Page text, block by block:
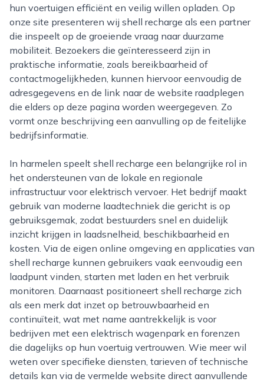
hun voertuigen efficiënt en veilig willen opladen. Op
onze site presenteren wij shell recharge als een partner
die inspeelt op de groeiende vraag naar duurzame
mobiliteit. Bezoekers die geïnteresseerd zijn in
praktische informatie, zoals bereikbaarheid of
contactmogelijkheden, kunnen hiervoor eenvoudig de
adresgegevens en de link naar de website raadplegen
die elders op deze pagina worden weergegeven. Zo
vormt onze beschrijving een aanvulling op de feitelijke
bedrijfsinformatie.
In harmelen speelt shell recharge een belangrijke rol in
het ondersteunen van de lokale en regionale
infrastructuur voor elektrisch vervoer. Het bedrijf maakt
gebruik van moderne laadtechniek die gericht is op
gebruiksgemak, zodat bestuurders snel en duidelijk
inzicht krijgen in laadsnelheid, beschikbaarheid en
kosten. Via de eigen online omgeving en applicaties van
shell recharge kunnen gebruikers vaak eenvoudig een
laadpunt vinden, starten met laden en het verbruik
monitoren. Daarnaast positioneert shell recharge zich
als een merk dat inzet op betrouwbaarheid en
continuïteit, wat met name aantrekkelijk is voor
bedrijven met een elektrisch wagenpark en forenzen
die dagelijks op hun voertuig vertrouwen. Wie meer wil
weten over specifieke diensten, tarieven of technische
details kan via de vermelde website direct aanvullende